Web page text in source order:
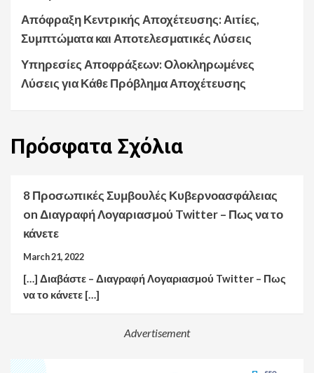
Απόφραξη Κεντρικής Αποχέτευσης: Αιτίες,
Συμπτώματα και Αποτελεσματικές Λύσεις
Υπηρεσίες Αποφράξεων: Ολοκληρωμένες
Λύσεις για Κάθε Πρόβλημα Αποχέτευσης
Πρόσφατα Σχόλια
8 Προσωπικές Συμβουλές Κυβερνοασφάλειας
onΔιαγραφή Λογαριασμού Twitter – Πως να το
κάνετε
March 21, 2022
[…] Διαβάστε – Διαγραφή Λογαριασμού Twitter – Πως
να το κάνετε […]
Advertisement